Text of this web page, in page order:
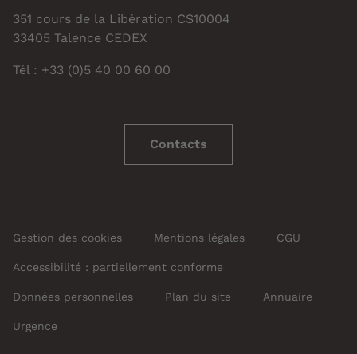
351 cours de la Libération CS10004
33405 Talence CEDEX
Tél : +33 (0)5 40 00 60 00
Contacts
Gestion des cookies Mentions légales CGU
Accessibilité : partiellement conforme
Données personnelles Plan du site Annuaire
Urgence